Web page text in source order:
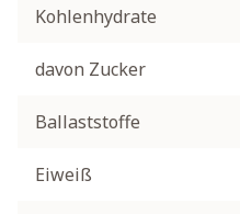
Kohlenhydrate
davon Zucker
Ballaststoffe
Eiweiß